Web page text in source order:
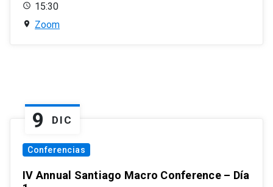
15:30
Zoom
9 DIC
Conferencias
IV Annual Santiago Macro Conference – Día